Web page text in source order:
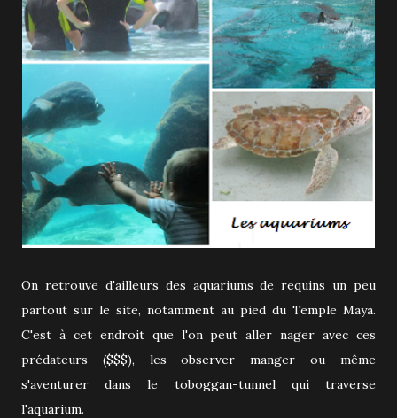
On retrouve d'ailleurs des aquariums de requins un peu
partout sur le site, notamment au pied du Temple Maya.
C'est à cet endroit que l'on peut aller nager avec ces
prédateurs ($$$), les observer manger ou même
s'aventurer dans le toboggan-tunnel qui traverse
l'aquarium.